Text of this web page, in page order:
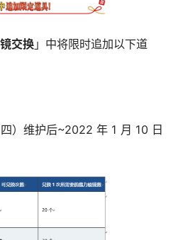
交换」中将限时追加以下道
）维护后~2022 年 1 月 10 日